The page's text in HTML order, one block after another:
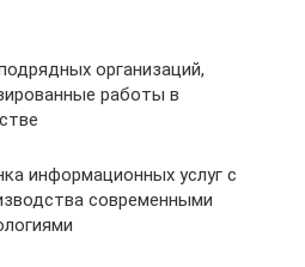
организаций,
работы в
информационных услуг с
современными